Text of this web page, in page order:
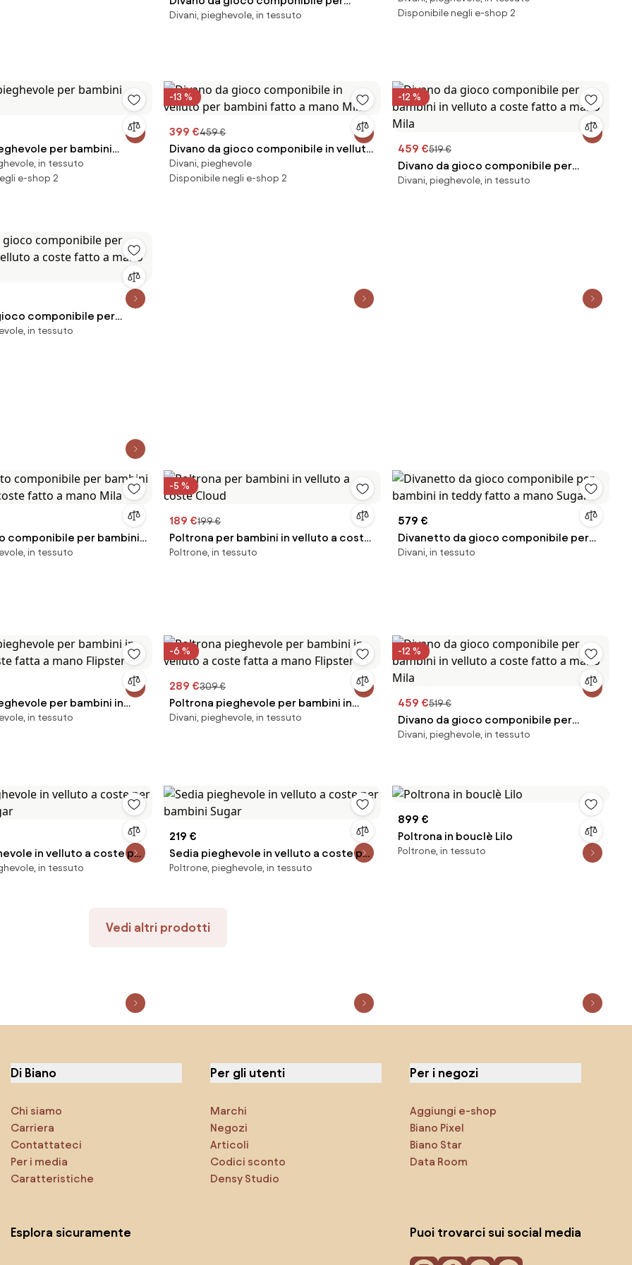
bambini in velluto a coste fatto a mano
Divani, pieghevole, in tessuto
Disponibile negli e-shop 2
per bambini
in tessuto
e-shop 2
-13 %
399 €459 €
Divano da gioco componibile in velluto
per bambini fatto a mano Mila
Divani, pieghevole
Disponibile negli e-shop 2
-12 %
459 €519 €
Divano da gioco componibile per
bambini in velluto a coste fatto a mano
Divani, pieghevole, in tessuto
componibile per
a coste fatto a mano
in tessuto
componibile per bambini
fatto a mano Mila
in tessuto
-5 %
189 €199 €
Poltrona per bambini in velluto a coste
Cloud
Poltrone, in tessuto
579 €
Divanetto da gioco componibile per
bambini in teddy fatto a mano Sugar
Divani, in tessuto
per bambini in
fatta a mano Flipster
in tessuto
-6 %
289 €309 €
Poltrona pieghevole per bambini in
velluto a coste fatta a mano Flipster
Divani, pieghevole, in tessuto
-12 %
459 €519 €
Divano da gioco componibile per
bambini in velluto a coste fatto a mano
Divani, pieghevole, in tessuto
in velluto a coste per
in tessuto
219 €
Sedia pieghevole in velluto a coste per
bambini Sugar
Poltrone, pieghevole, in tessuto
899 €
Poltrona in bouclè Lilo
Poltrone, in tessuto
Vedi altri prodotti
Di Biano
Chi siamo
Carriera
Contattateci
Per i media
Caratteristiche
Per gli utenti
Marchi
Negozi
Articoli
Codici sconto
Densy Studio
Per i negozi
Aggiungi e-shop
Biano Pixel
Biano Star
Data Room
Esplora sicuramente Puoi trovarci sui social media